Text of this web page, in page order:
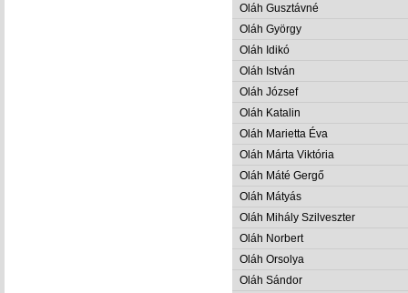
Oláh Gusztávné
Oláh György
Oláh Idikó
Oláh István
Oláh József
Oláh Katalin
Oláh Marietta Éva
Oláh Márta Viktória
Oláh Máté Gergő
Oláh Mátyás
Oláh Mihály Szilveszter
Oláh Norbert
Oláh Orsolya
Oláh Sándor